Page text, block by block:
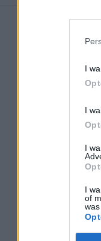
I
I
I
I
of
was